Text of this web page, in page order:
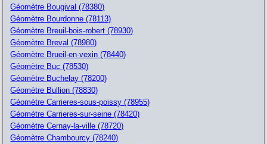
Géomètre Bougival (78380)
Géomètre Bourdonne (78113)
Géomètre Breuil-bois-robert (78930)
Géomètre Breval (78980)
Géomètre Brueil-en-vexin (78440)
Géomètre Buc (78530)
Géomètre Buchelay (78200)
Géomètre Bullion (78830)
Géomètre Carrieres-sous-poissy (78955)
Géomètre Carrieres-sur-seine (78420)
Géomètre Cernay-la-ville (78720)
Géomètre Chambourcy (78240)